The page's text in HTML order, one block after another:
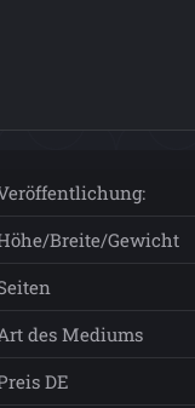
Breite/Gewicht
des Mediums
DE